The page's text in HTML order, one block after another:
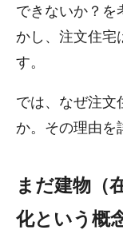
できないか？を
かし、注文住宅
す。
では、なぜ注文
か。その理由を
まだ建物（
化という概